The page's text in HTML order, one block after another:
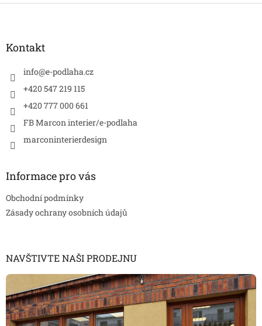
Z
Kontakt
info@e-podlaha.cz
+420 547 219 115
+420 777 000 661
FB Marcon interier/e-podlaha
marconinterierdesign
Informace pro vás
Obchodní podmínky
Zásady ochrany osobních údajů
NAVŠTIVTE NAŠI PRODEJNU